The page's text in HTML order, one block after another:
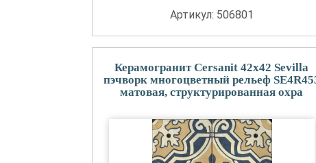
Артикул: 506801
Керамогранит Cersanit 42x42 Sevilla
пэчворк многоцветный рельеф
матовая, структурированная охра